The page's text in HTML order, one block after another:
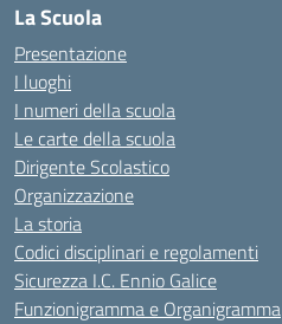
La Scuola
Presentazione
I luoghi
I numeri della scuola
Le carte della scuola
Dirigente Scolastico
Organizzazione
La storia
Codici disciplinari e regolamenti
Sicurezza I.C. Ennio Galice
Funzionigramma e Organigramma